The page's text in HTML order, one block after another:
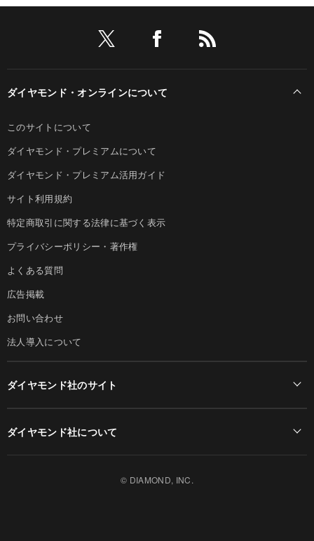
ダイヤモンド・オンラインについて
このサイトについて
ダイヤモンド・プレミアムについて
ダイヤモンド・プレミアム活用ガイド
サイト利用規約
特定商取引に関する法律に基づく表示
プライバシーポリシー・著作権
よくある質問
広告掲載
お問い合わせ
法人導入について
ダイヤモンド社のサイト
ダイヤモンド社について
© DIAMOND, INC.